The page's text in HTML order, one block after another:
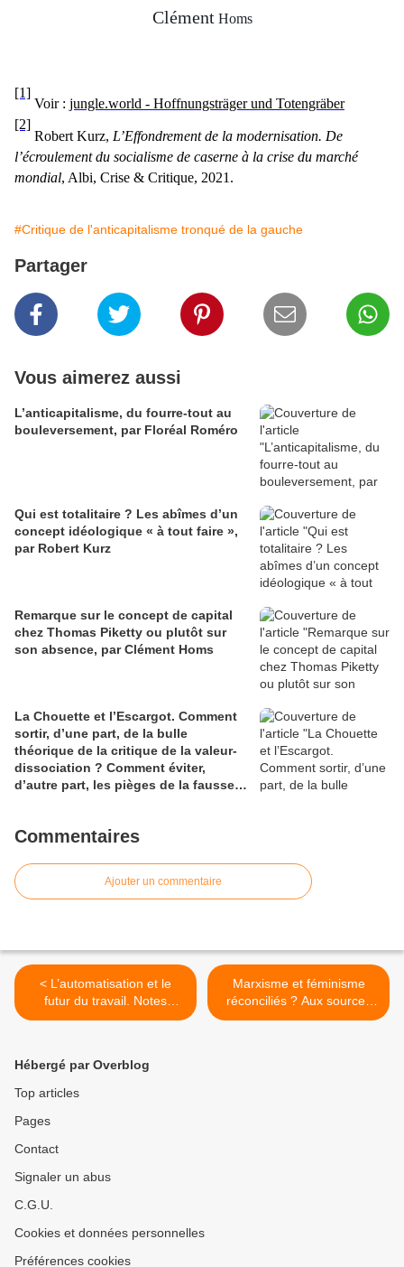
Clément Homs
[1]
Voir : jungle.world - Hoffnungsträger und Totengräber
[2]
Robert Kurz, L’Effondrement de la modernisation. De
l’écroulement du socialisme de caserne à la crise du marché
mondial, Albi, Crise & Critique, 2021.
#Critique de l'anticapitalisme tronqué de la gauche
Partager
Vous aimerez aussi
L’anticapitalisme, du fourre-tout au
bouleversement, par Floréal Roméro
Qui est totalitaire ? Les abîmes d’un
concept idéologique « à tout faire »,
par Robert Kurz
Remarque sur le concept de capital
chez Thomas Piketty ou plutôt sur
son absence, par Clément Homs
La Chouette et l’Escargot. Comment
sortir, d’une part, de la bulle
théorique de la critique de la valeur-
dissociation ? Comment éviter,
d’autre part, les pièges de la fausse
Commentaires
Ajouter un commentaire
< L’automatisation et le
futur du travail. Notes
critiques sur la vision
Ernst Lohoff et Daniel
Marxisme et féminisme
réconciliés ? Aux sources
de la théorie de la valeur-
Hébergé par Overblog
Top articles
Pages
Contact
Signaler un abus
C.G.U.
Cookies et données personnelles
Préférences cookies